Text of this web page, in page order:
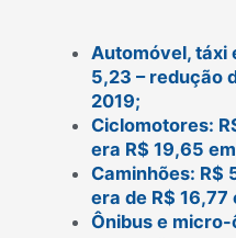
Automóvel, táxi
5,23 – redução
2019;
Ciclomotores:
era R$ 19,65
Caminhões: R$
era de R$ 16,77
Ônibus e micro-